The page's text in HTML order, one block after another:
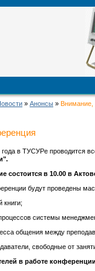
» Анонсы » Внимание,
в ТУСУРе проводится
состоится в 10.00 в
будут проведены
книги;
системы
общения между
свободные от
в работе